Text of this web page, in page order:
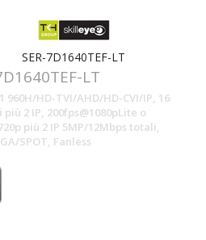
SER-7D1640TEF-LT
LT
960H/HD-TVI/AHD/HD-CVI/IP, 16
2 IP, 200fps@1080pLite o
più 2 IP 5MP/12Mbps totali,
SPOT, Fanless